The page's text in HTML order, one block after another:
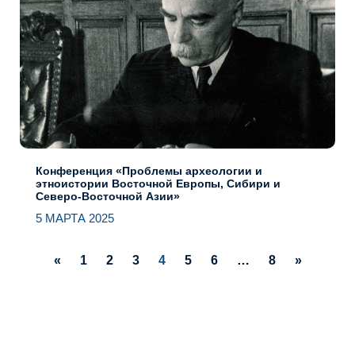
Конференция «Проблемы археологии и
этноистории Восточной Европы, Сибири и
Северо-Восточной Азии»
5 МАРТА 2025
« 1 2 3 4 5 6 … 8 »